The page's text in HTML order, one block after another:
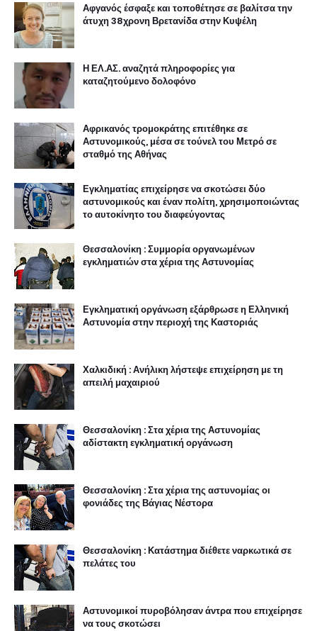
Αφγανός έσφαξε και τοποθέτησε σε βαλίτσα την
άτυχη 38χρονη Βρετανίδα στην Κυψέλη
Η ΕΛ.ΑΣ. αναζητά πληροφορίες για
καταζητούμενο δολοφόνο
Αφρικανός τρομοκράτης επιτέθηκε σε
Αστυνομικούς, μέσα σε τούνελ του Μετρό σε
σταθμό της Αθήνας
Εγκληματίας επιχείρησε να σκοτώσει δύο
αστυνομικούς και έναν πολίτη, χρησιμοποιώντας
το αυτοκίνητο του διαφεύγοντας
Θεσσαλονίκη : Συμμορία οργανωμένων
εγκληματιών στα χέρια της Αστυνομίας
Εγκληματική οργάνωση εξάρθρωσε η Ελληνική
Αστυνομία στην περιοχή της Καστοριάς
Χαλκιδική : Ανήλικη λήστεψε επιχείρηση με τη
απειλή μαχαιριού
Θεσσαλονίκη : Στα χέρια της Αστυνομίας
αδίστακτη εγκληματική οργάνωση
Θεσσαλονίκη : Στα χέρια της αστυνομίας οι
φονιάδες της Βάγιας Νέστορα
Θεσσαλονίκη : Κατάστημα διέθετε ναρκωτικά σε
πελάτες του
Αστυνομικοί πυροβόλησαν άντρα που επιχείρησε
να τους σκοτώσει